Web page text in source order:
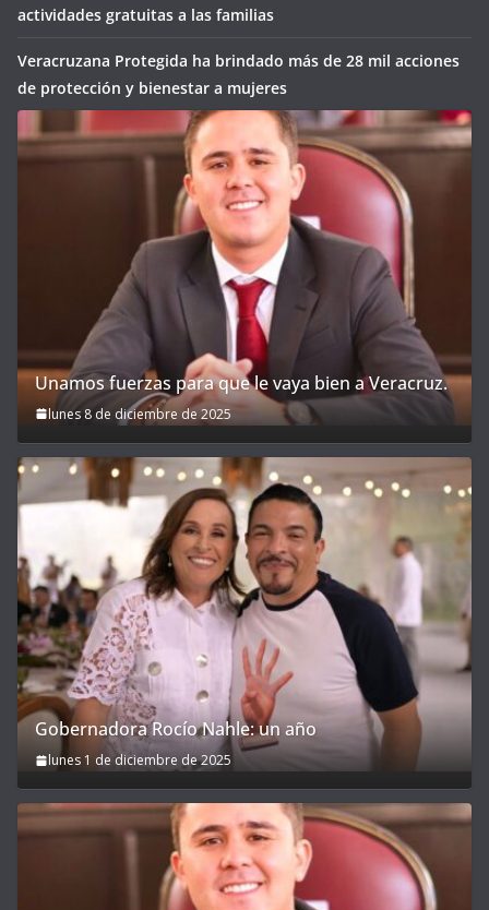
actividades gratuitas a las familias
Veracruzana Protegida ha brindado más de 28 mil acciones
de protección y bienestar a mujeres
Unamos fuerzas para que le vaya bien a Veracruz.
lunes 8 de diciembre de 2025
Gobernadora Rocío Nahle: un año
lunes 1 de diciembre de 2025